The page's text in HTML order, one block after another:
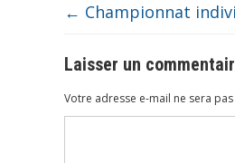
← Championnat
Laisser un
Votre adresse e-mail ne sera